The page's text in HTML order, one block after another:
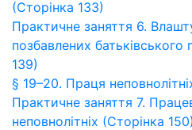
(Сторінка 133)
Практичне заняття 6.
позбавлених батьківського
139)
§ 19–20. Праця
Практичне заняття 7.
неповнолітніх (Сторінка 150)